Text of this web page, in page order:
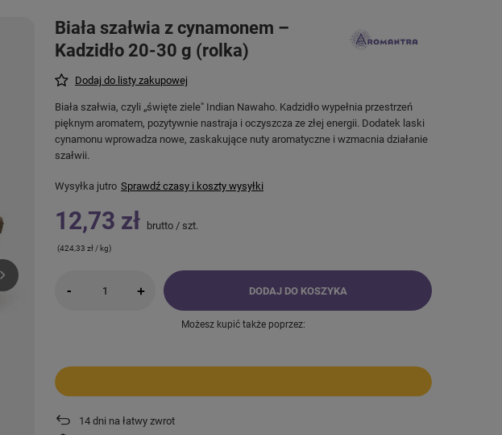
Biała szałwia z cynamonem –
Kadzidło 20-30 g (rolka)
Dodaj do listy zakupowej
Biała szałwia, czyli „święte ziele" Indian Nawaho. Kadzidło wypełnia przestrzeń
pięknym aromatem, pozytywnie nastraja i oczyszcza ze złej energii. Dodatek laski
cynamonu wprowadza nowe, zaskakujące nuty aromatyczne i wzmacnia działanie
szałwii.
Wysyłka jutro Sprawdź czasy i koszty wysyłki
12,73 zł brutto / szt.
(424,33 zł / kg)
- + DODAJ DO KOSZYKA
Możesz kupić także poprzez:
14 dni na łatwy zwrot